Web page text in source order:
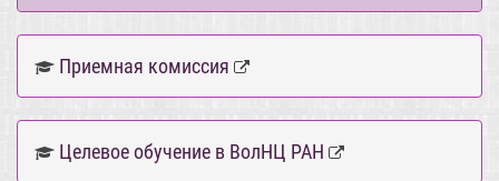
Приемная комиссия
Целевое обучение в ВолНЦ РАН